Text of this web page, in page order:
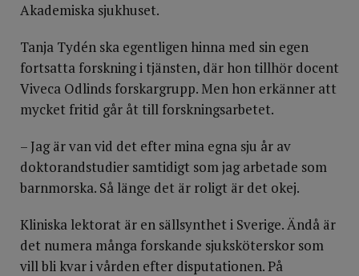
Akademiska sjukhuset.
Tanja Tydén ska egentligen hinna med sin egen
fortsatta forskning i tjänsten, där hon tillhör docent
Viveca Odlinds forskargrupp. Men hon erkänner att
mycket fritid går åt till forskningsarbetet.
– Jag är van vid det efter mina egna sju år av
doktorandstudier samtidigt som jag arbetade som
barnmorska. Så länge det är roligt är det okej.
Kliniska lektorat är en sällsynthet i Sverige. Ändå är
det numera många forskande sjuksköterskor som
vill bli kvar i vården efter disputationen. På